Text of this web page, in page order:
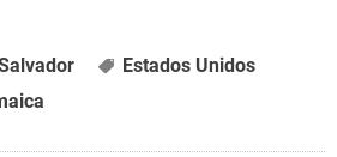
Estados Unidos